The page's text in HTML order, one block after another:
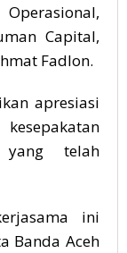
Capital,
Fadlon.
apresiasi
yang telah
ini
Banda Aceh